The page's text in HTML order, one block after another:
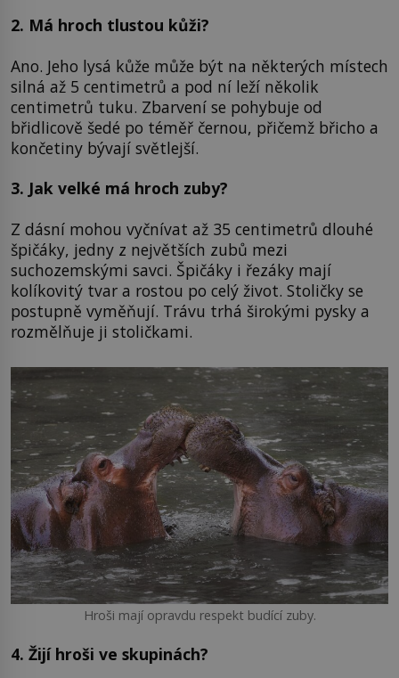
2. Má hroch tlustou kůži?
Ano. Jeho lysá kůže může být na některých místech
silná až 5 centimetrů a pod ní leží několik
centimetrů tuku. Zbarvení se pohybuje od
břidlicově šedé po téměř černou, přičemž břicho a
končetiny bývají světlejší.
3. Jak velké má hroch zuby?
Z dásní mohou vyčnívat až 35 centimetrů dlouhé
špičáky, jedny z největších zubů mezi
suchozemskými savci. Špičáky i řezáky mají
kolíkovitý tvar a rostou po celý život. Stoličky se
postupně vyměňují. Trávu trhá širokými pysky a
rozmělňuje ji stoličkami.
Hroši mají opravdu respekt budící zuby.
4. Žijí hroši ve skupinách?